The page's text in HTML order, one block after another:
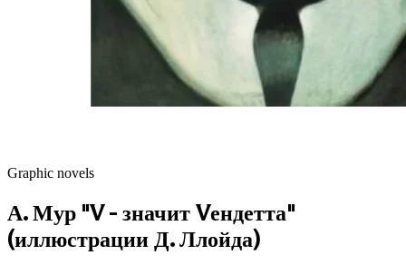
Graphic novels
А. Мур "V - значит Vендетта"
(иллюстрации Д. Ллойда)